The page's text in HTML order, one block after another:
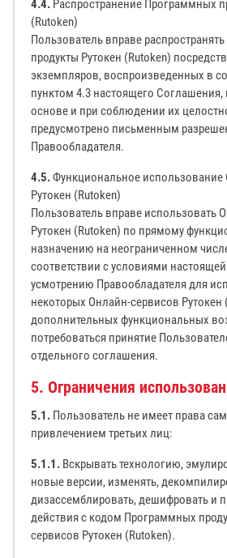
4.4. Распространение Программных
(Rutoken)
Пользователь вправе
продукты Рутокен (Rutoken)
экземпляров, воспроизведенных в
пунктом 4.3 настоящего
основе и при соблюдении их
предусмотрено письменным
Правообладателя.
4.5.Функциональное использование
Рутокен (Rutoken)
Пользователь вправе использовать
Рутокен (Rutoken) по прямому
назначению на неограниченном
соответствии с условиями
усмотрению Правообладателя для
некоторых Онлайн-сервисов Рутокен
дополнительных функциональных
потребоваться принятие
отдельного соглашения.
5. Ограничения
5.1. Пользователь не имеет права
привлечением третьих лиц:
5.1.1. Вскрывать технологию,
новые версии, изменять,
дизассемблировать, дешифровать и
действия с кодом Программных
сервисов Рутокен (Rutoken).